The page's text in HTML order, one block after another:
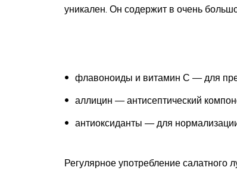
уникален. Он содержит в очень
флавоноиды и витамин С — для
аллицин — антисептический
антиоксиданты — для
Регулярное употребление салатного